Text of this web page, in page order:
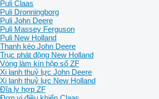
Puli Claas
Puli Dronningborg
Puli John Deere
Puli Massey Ferguson
Puli New Holland
Thanh kéo John Deere
Trục phát động New Holland
Vòng làm kín hộp số ZF
Xi lanh thuỷ lực John Deere
Xi lanh thuỷ lực New Holland
Đĩa ly hợp ZF